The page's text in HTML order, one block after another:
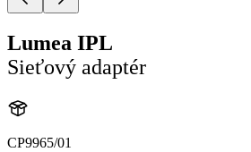
Lumea IPL
Sieťový adaptér
CP9965/01